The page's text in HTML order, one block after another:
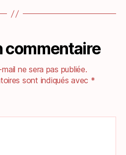
commentaire
ne sera pas publiée.
sont indiqués avec *